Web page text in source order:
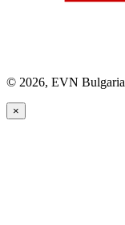
© 2026, EVN Bulgaria
×